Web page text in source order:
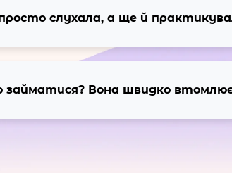
слухала, а ще й
займатися? Вона швидко